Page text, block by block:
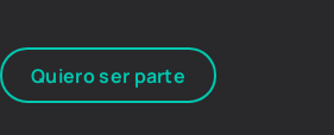
Quiero ser parte